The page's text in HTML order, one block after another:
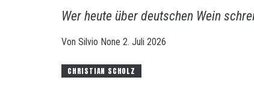
Wer heute über deutschen Wein
Von Silvio None 2. Juli 2026
CHRISTIAN SCHOLZ